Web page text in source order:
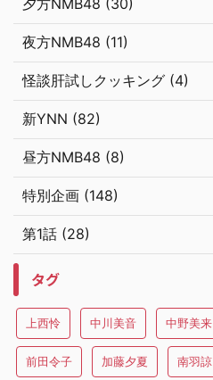
夕方NMB48 (30)
夜方NMB48 (11)
怪談肝試しクッキング (4)
新YNN (82)
昼方NMB48 (8)
特別企画 (148)
第1話 (28)
タグ
上西怜 中川美音 中野美来
前田令子 加藤夕夏 南羽諒